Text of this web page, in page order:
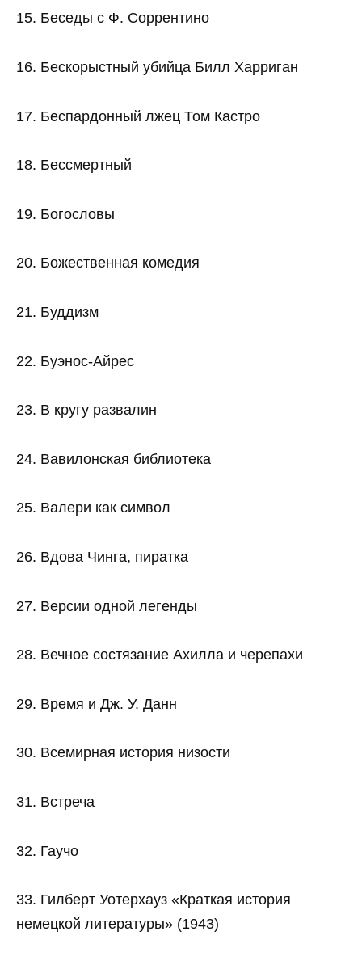
15. Беседы с Ф. Соррентино
16. Бескорыстный убийца Билл Харриган
17. Беспардонный лжец Том Кастро
18. Бессмертный
19. Богословы
20. Божественная комедия
21. Буддизм
22. Буэнос-Айрес
23. В кругу развалин
24. Вавилонская библиотека
25. Валери как символ
26. Вдова Чинга, пиратка
27. Версии одной легенды
28. Вечное состязание Ахилла и черепахи
29. Время и Дж. У. Данн
30. Всемирная история низости
31. Встреча
32. Гаучо
33. Гилберт Уотерхауз «Краткая история
немецкой литературы» (1943)